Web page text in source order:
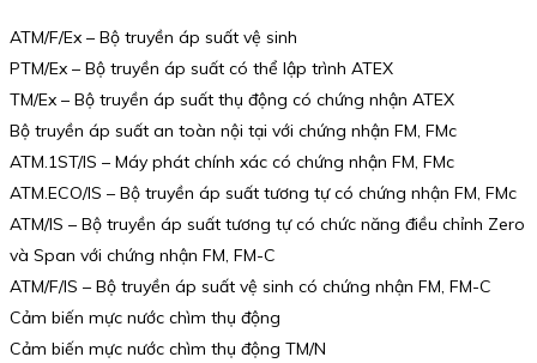
ATM/F/Ex – Bộ truyền áp suất vệ sinh
PTM/Ex – Bộ truyền áp suất có thể lập trình ATEX
TM/Ex – Bộ truyền áp suất thụ động có chứng nhận ATEX
Bộ truyền áp suất an toàn nội tại với chứng nhận FM, FMc
ATM.1ST/IS – Máy phát chính xác có chứng nhận FM, FMc
ATM.ECO/IS – Bộ truyền áp suất tương tự có chứng nhận FM, FMc
ATM/IS – Bộ truyền áp suất tương tự có chức năng điều chỉnh Zero
và Span với chứng nhận FM, FM-C
ATM/F/IS – Bộ truyền áp suất vệ sinh có chứng nhận FM, FM-C
Cảm biến mực nước chìm thụ động
Cảm biến mực nước chìm thụ động TM/N